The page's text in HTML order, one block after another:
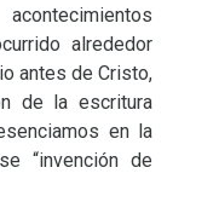
alrededor
antes de Cristo,
de la escritura
en la
“invención de